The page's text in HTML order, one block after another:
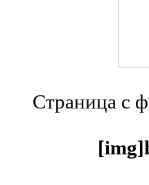
Страница с